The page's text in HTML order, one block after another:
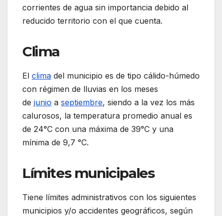
corrientes de agua sin importancia debido al
reducido territorio con el que cuenta.
Clima
El clima del municipio es de tipo cálido-húmedo
con régimen de lluvias en los meses
de junio a septiembre, siendo a la vez los más
calurosos, la temperatura promedio anual es
de 24°C con una máxima de 39°C y una
mínima de 9,7 °C.
Límites municipales
Tiene límites administrativos con los siguientes
municipios y/o accidentes geográficos, según